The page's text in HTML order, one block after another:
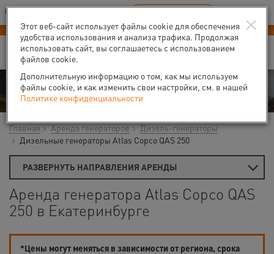
Ваш город:Екатеринбург
В Вашем регионе нет наших офисов RU EN
Аренда
Главная Аренда генераторов
Дизель-генераторы
Дизельные генераторы Atlas Copco QAS 250
РАЗВЕРНУТЬ НАПРАВЛЕНИЯ АРЕНДЫ
Аренда генератора Atlas Copco QAS
250 в Екатеринбурге
*Цены могут меняться в зависимости от региона, срока
×
Этот веб-сайт использует файлы cookie для обеспечения
удобства использования и анализа трафика. Продолжая
использовать сайт, вы соглашаетесь с использованием
файлов cookie.
Дополнительную информацию о том, как мы используем
файлы cookie, и как изменить свои настройки, см. в нашей
Политике конфиденциальности